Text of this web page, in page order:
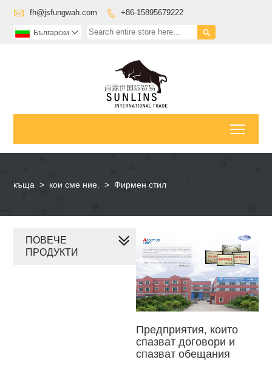
 fh@jsfungwah.com  +86-15895679222

Български 
къща > кои сме ние. > Фирмен стил
Предприятия, които
спазват договори и
спазват обещания
ПОВЕЧЕ
ПРОДУКТИ